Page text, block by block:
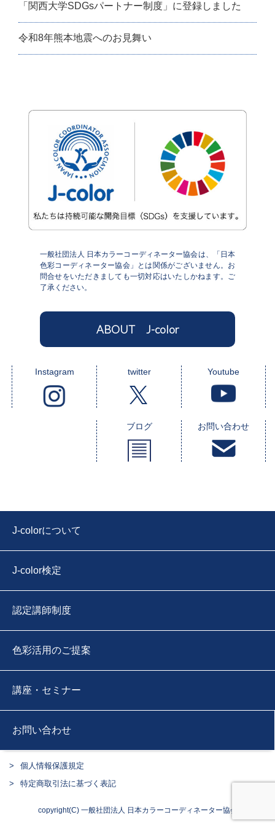
「関西大学SDGsパートナー制度」に登録しました
令和8年熊本地震へのお見舞い
一般社団法人 日本カラーコーディネーター協会は、「日本
色彩コーディネーター協会」とは関係がございません。お
問合せをいただきましても一切対応はいたしかねます。ご
了承ください。
ABOUT J-color
Instagram twitter Youtube
ブログ お問い合わせ
J-colorについて
J-color検定
認定講師制度
色彩活用のご提案
講座・セミナー
お問い合わせ
個人情報保護規定
特定商取引法に基づく表記
copyright(C) 一般社団法人 日本カラーコーディネーター協会